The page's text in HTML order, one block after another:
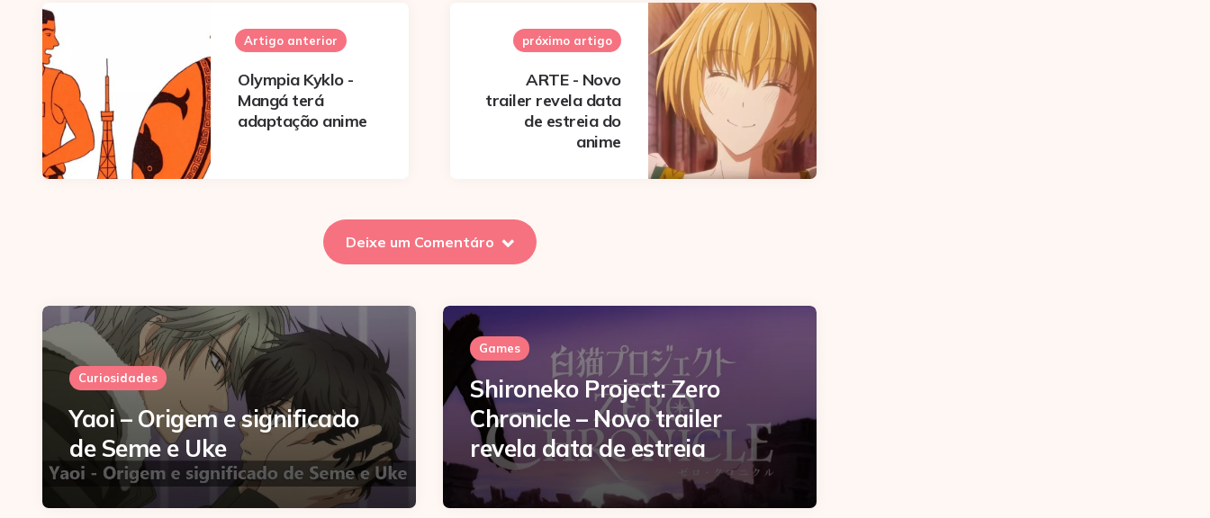
navigation
Artigo anterior
Olympia Kyklo -
Mangá terá
adaptação anime
próximo artigo
ARTE - Novo
trailer revela data
de estreia do
anime
Deixe um Comentáro
Curiosidades
Yaoi – Origem e significado
de Seme e Uke
Games
Shironeko Project: Zero
Chronicle – Novo trailer
revela data de estreia